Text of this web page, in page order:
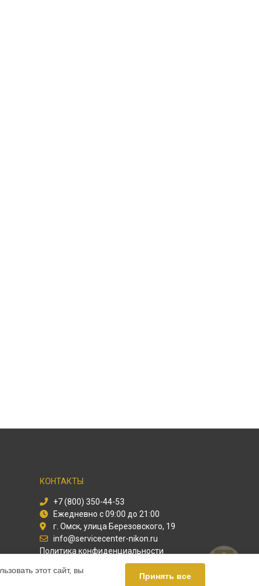
КОНТАКТЫ
+7 (800) 350-44-53
Ежедневно с 09:00 до 21:00
г. Омск, улица Березовского, 19
info@servicecenter-nikon.ru
Политика конфиденциальности
Способы оплаты
этот сайт, вы
Принять все